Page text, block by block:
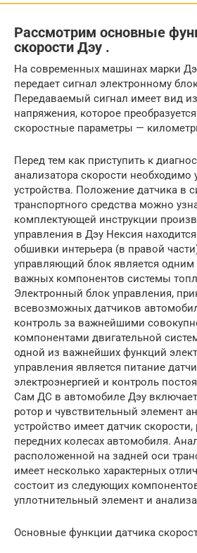
Рассмотрим основные
скорости Дэу .
На современных машинах марки
передает сигнал электронному
Передаваемый сигнал имеет вид
напряжения, которое
скоростные параметры —
Перед тем как приступить к
анализатора скорости необходимо
устройства. Положение датчика в
транспортного средства можно
комплектующей инструкции
управления в Дэу Нексия
обшивки интерьера (в правой
управляющий блок является одним
важных компонентов системы
Электронный блок управления,
всевозможных датчиков
контроль за важнейшими
компонентами двигательной
одной из важнейших функций
управления является питание
электроэнергией и контроль
Сам ДС в автомобиле Дэу
ротор и чувствительный элемент
устройство имеет датчик
передних колесах автомобиля.
расположенной на задней оси
имеет несколько характерных
состоит из следующих
уплотнительный элемент и
Основные функции датчика